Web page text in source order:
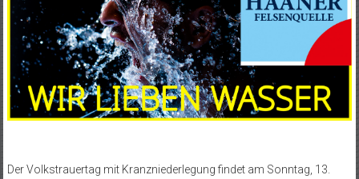
Der Volkstrauertag mit Kranzniederlegung findet am Sonntag, 13.